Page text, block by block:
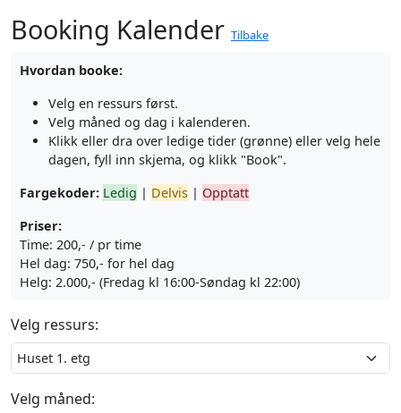
Booking Kalender Tilbake
Hvordan booke:
Velg en ressurs først.
Velg måned og dag i kalenderen.
Klikk eller dra over ledige tider (grønne) eller velg hele
dagen, fyll inn skjema, og klikk "Book".
Fargekoder: Ledig | Delvis | Opptatt
Priser:
Time: 200,- / pr time
Hel dag: 750,- for hel dag
Helg: 2.000,- (Fredag kl 16:00-Søndag kl 22:00)
Velg ressurs:
Velg måned: